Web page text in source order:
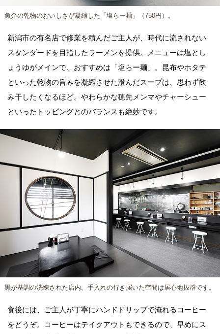
魚介の乾物のおいしさが凝縮した「塩らー麺」（750円）。
新潟市の有名店で修業を積んだご主人が、時代に流されない
スタンダードを目指したラーメンを提供。メニューは塩とし
ょうゆがメインで、おすすめは「塩らー麺」。昆布やホタテ
といった乾物の旨みを凝縮させた澄んだスープは、思わず飲
み干したくなるほど。やわらかな穂先メンマやチャーシュー
といったトッピングとのバランスも絶妙です。
黒が基調の洗練された店内。手入れの行き届いた空間は居心地抜群です。
食後には、ご主人が丁寧にハンドドリップで淹れるコーヒー
をどうぞ。コーヒーはテイクアウトもできるので、早めにス